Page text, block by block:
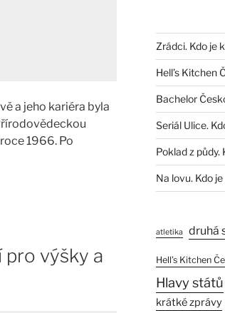
a jeho kariéra byla
1966. Po
pro výšky a
Zrádci. Kdo je
Hell’s Kitchen
Bachelor
Seriál Ulice.
Poklad z půdy.
Na lovu. Kdo
atletika druhá
Hell’s Kitchen
Hlavy států
krátké zprávy